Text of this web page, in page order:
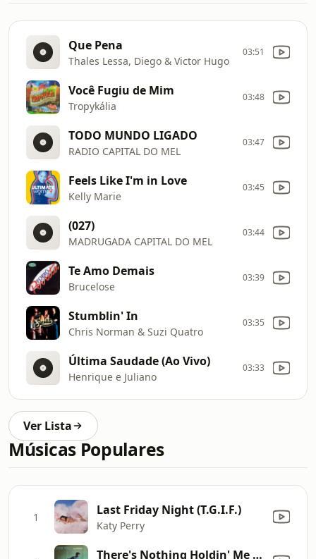
Que Pena
Thales Lessa, Diego & Victor Hugo
03:51
Você Fugiu de Mim
Tropykália
03:48
TODO MUNDO LIGADO
RADIO CAPITAL DO MEL
03:47
Feels Like I'm in Love
Kelly Marie
03:45
(027)
MADRUGADA CAPITAL DO MEL
03:44
Te Amo Demais
Brucelose
03:39
Stumblin' In
Chris Norman & Suzi Quatro
03:35
Última Saudade (Ao Vivo)
Henrique e Juliano
03:33
Ver Lista
Músicas Populares
1 Last Friday Night (T.G.I.F.)
Katy Perry
There's Nothing Holdin' Me Back